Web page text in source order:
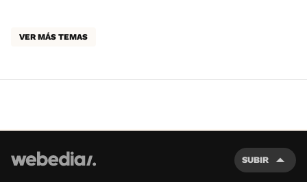
VER MÁS TEMAS
SUBIR